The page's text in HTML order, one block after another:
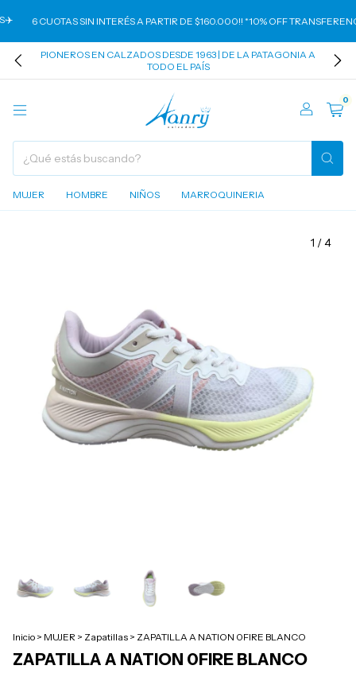
6 CUOTAS SIN INTERÉS A PARTIR DE $160.000!! *10% OFF
PIONEROS EN CALZADOS DESDE 1963 | DE LA PATAGONIA A
TODO EL PAÍS
0
MUJER HOMBRE NIÑOS MARROQUINERIA
1 /4
Inicio > MUJER > Zapatillas > ZAPATILLA A NATION 0FIRE BLANCO
ZAPATILLA A NATION 0FIRE BLANCO